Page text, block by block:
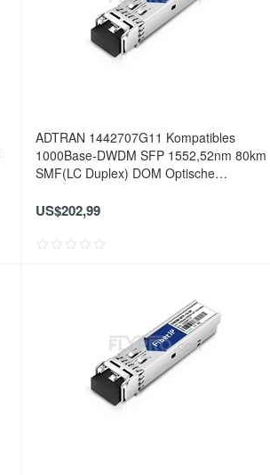
ADTRAN 1442707G11 Kompatibles
1000Base-DWDM SFP 1552,52nm 80km
SMF(LC Duplex) DOM Optische
US$202,99